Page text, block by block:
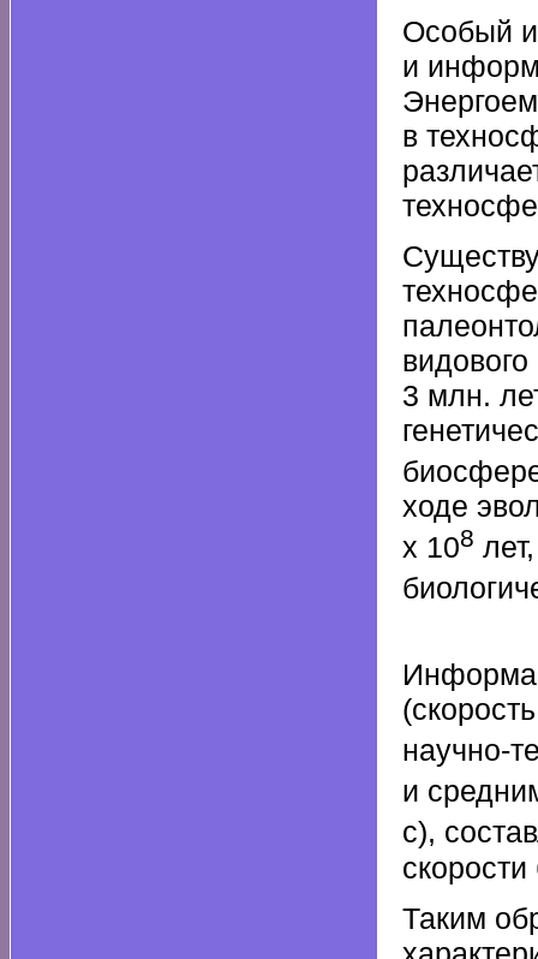
Особый
и
в
3 млн.
ходе
х 108
научно-
и
с),
Таким